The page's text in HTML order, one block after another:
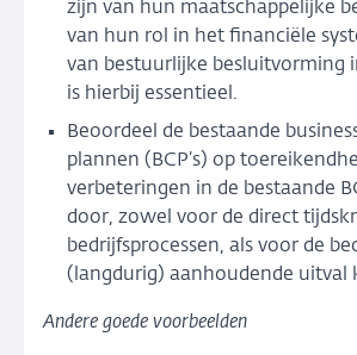
zijn van hun maatschappelijke
van hun rol in het financiële
van bestuurlijke besluitvorming
is hierbij essentieel.
Beoordeel de bestaande
plannen (BCP’s) op
verbeteringen in de bestaande
door, zowel voor de direct
bedrijfsprocessen, als voor de
(langdurig) aanhoudende uitval
Andere goede voorbeelden